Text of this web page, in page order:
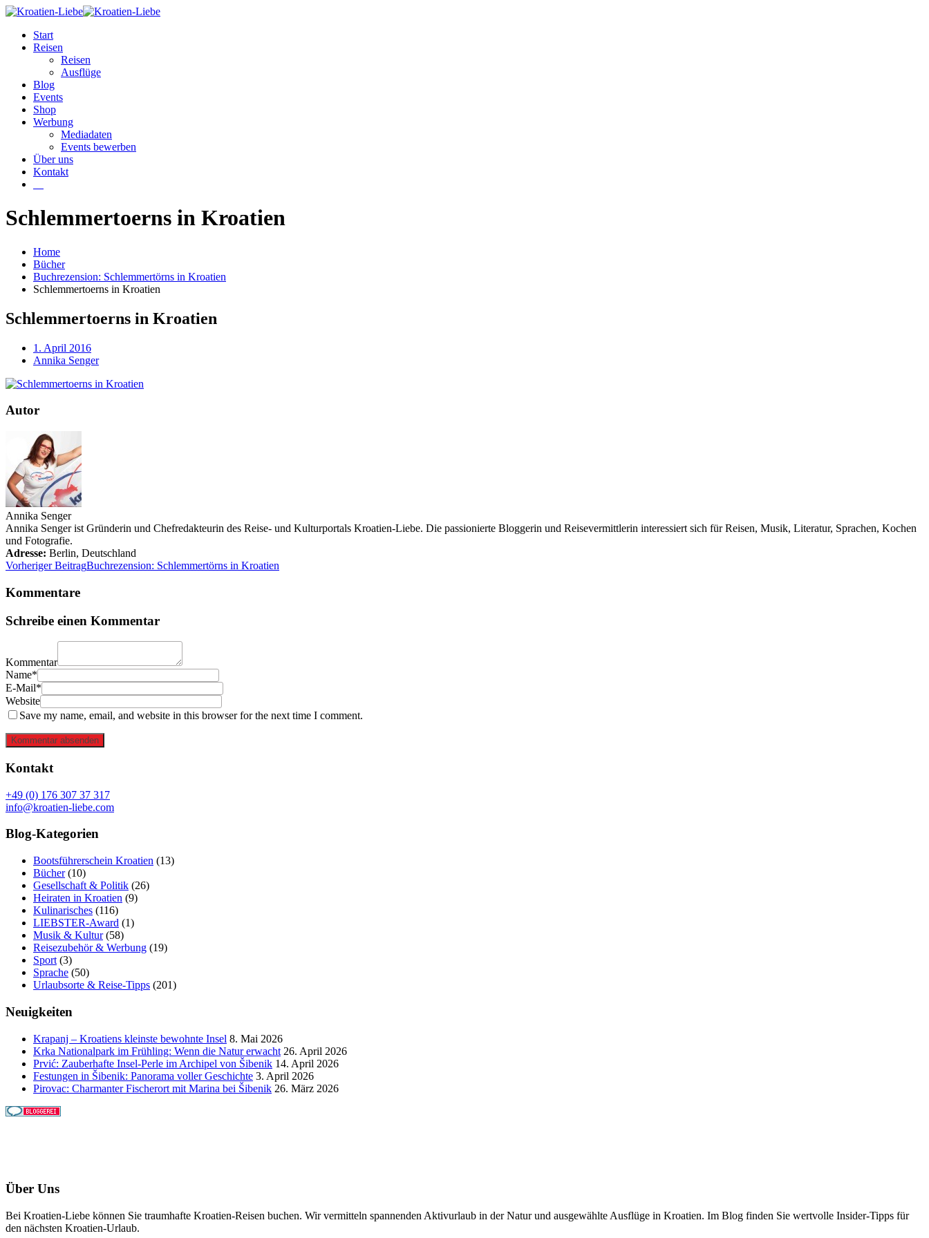
Start
Reisen
Reisen
Ausflüge
Blog
Events
Shop
Werbung
Mediadaten
Events bewerben
Über uns
Kontakt
Schlemmertoerns in Kroatien
Home
Bücher
Buchrezension: Schlemmertörns in Kroatien
Schlemmertoerns in Kroatien
Schlemmertoerns in Kroatien
1. April 2016
Annika Senger
Autor
Annika Senger
Annika Senger ist Gründerin und Chefredakteurin des Reise- und Kulturportals Kroatien-Liebe. Die passionierte Bloggerin und Reisevermittlerin interessiert sich für Reisen, Musik, Literatur, Sprachen, Kochen
und Fotografie.
Adresse: Berlin, Deutschland
Vorheriger BeitragBuchrezension: Schlemmertörns in Kroatien
Kommentare
Schreibe einen Kommentar
Kommentar
Name*
E-Mail*
Website
Save my name, email, and website in this browser for the next time I comment.
Kommentar absenden
Kontakt
+49 (0) 176 307 37 317
info@kroatien-liebe.com
Blog-Kategorien
Bootsführerschein Kroatien (13)
Bücher(10)
Gesellschaft & Politik (26)
Heiraten in Kroatien (9)
Kulinarisches (116)
LIEBSTER-Award (1)
Musik & Kultur(58)
Reisezubehör & Werbung (19)
Sport (3)
Sprache (50)
Urlaubsorte & Reise-Tipps (201)
Neuigkeiten
Krapanj – Kroatiens kleinste bewohnte Insel 8. Mai 2026
Krka Nationalpark im Frühling: Wenn die Natur erwacht 26. April 2026
Prvić: Zauberhafte Insel-Perle im Archipel von Šibenik 14. April 2026
Festungen in Šibenik: Panorama voller Geschichte 3. April 2026
Pirovac: Charmanter Fischerort mit Marina bei Šibenik 26. März 2026
Über Uns
Bei Kroatien-Liebe können Sie traumhafte Kroatien-Reisen buchen. Wir vermitteln spannenden Aktivurlaub in der Natur und ausgewählte Ausflüge in Kroatien. Im Blog finden Sie wertvolle Insider-Tipps für
den nächsten Kroatien-Urlaub.